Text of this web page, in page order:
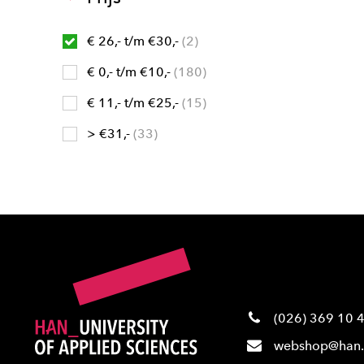
€ 26,- t/m €30,- 2
€ 0,- t/m €10,- 180
€ 11,- t/m €25,- 15
> €31,- 33
(026) 369 10